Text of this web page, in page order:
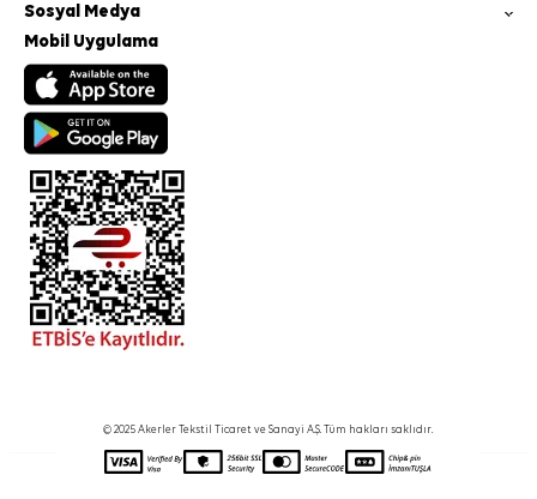
Sosyal Medya
Mobil Uygulama
© 2025 Akerler Tekstil Ticaret ve Sanayi A.Ş. Tüm hakları saklıdır.